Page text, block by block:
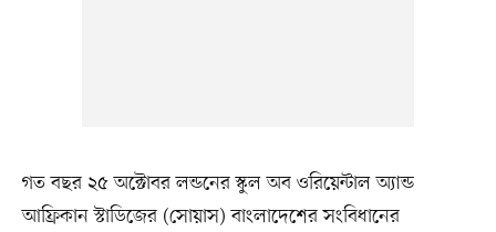
গত বছর ২৫ অক্টোবর লন্ডনের স্কুল অব ওরিয়েন্টাল অ্যান্ড
আফ্রিকান স্টাডিজের (সোয়াস) বাংলাদেশের সংবিধানের